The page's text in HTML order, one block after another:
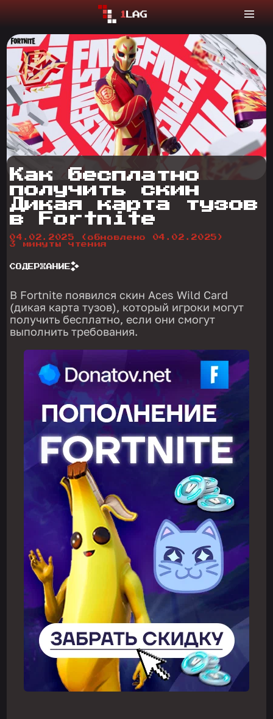
Как бесплатно
получить скин
Дикая карта тузов
в Fortnite
04.02.2025
(обновлено 04.02.2025)
3 минуты чтения
СОДЕРЖАНИЕ
В Fortnite появился скин Aces Wild Card
(дикая карта тузов), который игроки могут
получить бесплатно, если они смогут
выполнить требования.